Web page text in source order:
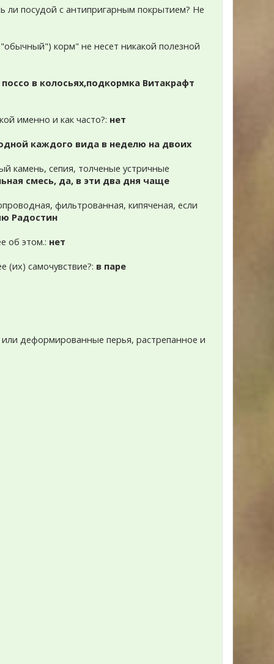
ли посудой с антипригарным покрытием? Не
корм" не несет никакой полезной
в колосьях,подкормка Витакрафт
именно и как часто?: нет
каждого вида в неделю на двоих
камень, сепия, толченые устричные
смесь, да, в эти два дня чаще
фильтрованная, кипяченая, если
Радостин
об этом.: нет
(их) самочувствие?: в паре
деформированные перья, растрепанное и